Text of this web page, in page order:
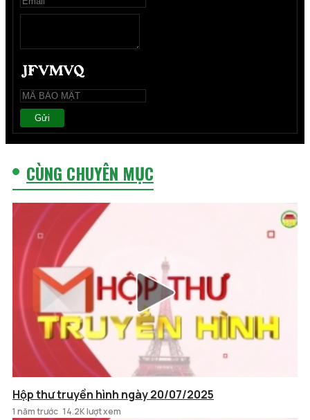
Gửi
CÙNG CHUYÊN MỤC
Hộp thư truyền hình ngày 20/07/2025
1 năm trước 14.2K lượt xem